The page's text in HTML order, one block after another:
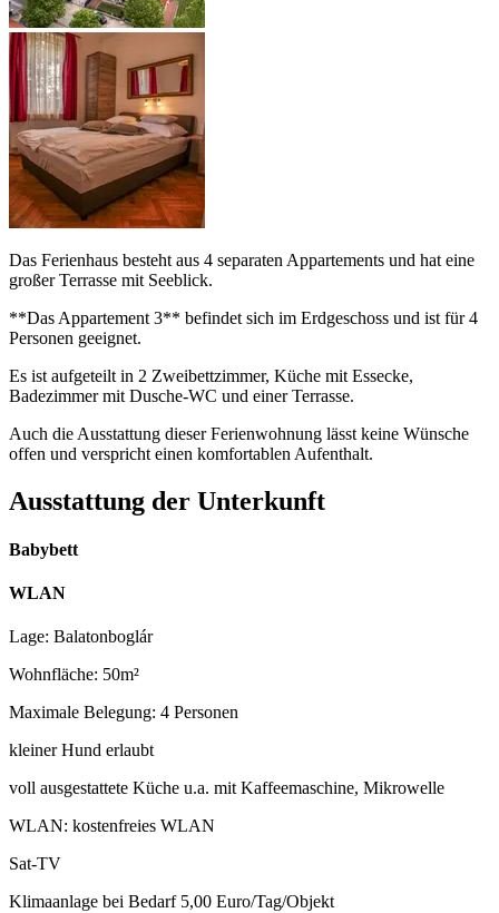
Das Ferienhaus besteht aus 4 separaten Appartements und hat eine
großer Terrasse mit Seeblick.
**Das Appartement 3** befindet sich im Erdgeschoss und ist für 4
Personen geeignet.
Es ist aufgeteilt in 2 Zweibettzimmer, Küche mit Essecke,
Badezimmer mit Dusche-WC und einer Terrasse.
Auch die Ausstattung dieser Ferienwohnung lässt keine Wünsche
offen und verspricht einen komfortablen Aufenthalt.
Ausstattung der Unterkunft
Babybett
WLAN
Lage: Balatonboglár
Wohnfläche: 50m²
Maximale Belegung: 4 Personen
kleiner Hund erlaubt
voll ausgestattete Küche u.a. mit Kaffeemaschine, Mikrowelle
WLAN: kostenfreies WLAN
Sat-TV
Klimaanlage bei Bedarf 5,00 Euro/Tag/Objekt